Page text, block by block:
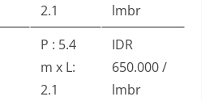
2.1
lmbr
P : 5.4
m x L:
2.1
IDR
650.000 /
lmbr